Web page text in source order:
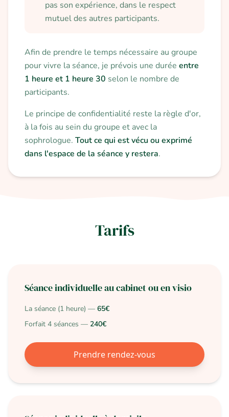
pas son expérience, dans le respect
mutuel des autres participants.
Afin de prendre le temps nécessaire au groupe
pour vivre la séance, je prévois une durée entre
1 heure et 1 heure 30 selon le nombre de
participants.
Le principe de confidentialité reste la règle d'or,
à la fois au sein du groupe et avec la
sophrologue. Tout ce qui est vécu ou exprimé
dans l'espace de la séance y restera.
Tarifs
Séance individuelle au cabinet ou en visio
La séance (1 heure) — 65€
Forfait 4 séances — 240€
Prendre rendez-vous